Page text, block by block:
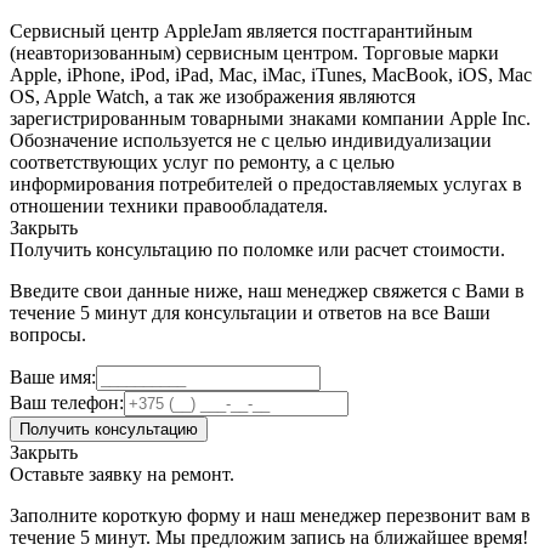
Сервисный центр AppleJam является постгарантийным
(неавторизованным) сервисным центром. Торговые марки
Apple, iPhone, iPod, iPad, Mac, iMac, iTunes, MacBook, iOS, Mac
OS, Apple Watch, а так же изображения являются
зарегистрированным товарными знаками компании Apple Inc.
Обозначение используется не с целью индивидуализации
соответствующих услуг по ремонту, а с целью
информирования потребителей о предоставляемых услугах в
отношении техники правообладателя.
Закрыть
Получить консультацию по поломке или расчет стоимости.
Введите свои данные ниже, наш менеджер свяжется с Вами в
течение 5 минут для консультации и ответов на все Ваши
вопросы.
Ваше имя:
Ваш телефон:
Получить консультацию
Закрыть
Оставьте заявку на ремонт.
Заполните короткую форму и наш менеджер перезвонит вам в
течение 5 минут. Мы предложим запись на ближайшее время!